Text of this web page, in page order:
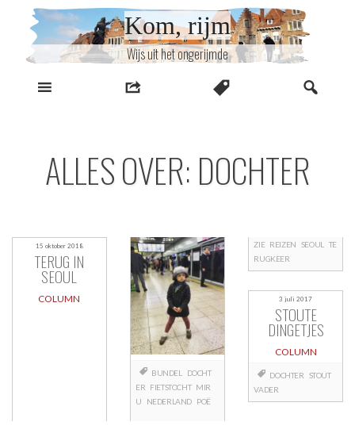
inhoud
Kom, rijm
Wijs uit het ongerijmde
ALLES OVER: DOCHTER
15 oktober 2018
TERUG IN
SEOUL
COLUMN
BUNDEL
DOCHT
ER FIETSTOCHT MIR
U
NEDERLAND POË
ZIE REIZEN SEOUL
TE
RUGKEER
3 juli 2017
STOUTE
DINGETJES
COLUMN
DOCHTER STOUT
VADER